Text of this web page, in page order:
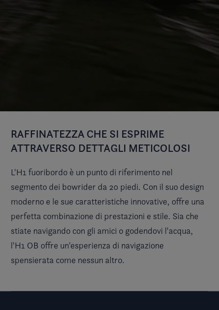
RAFFINATEZZA CHE SI ESPRIME
ATTRAVERSO DETTAGLI METICOLOSI
L'H1 fuoribordo è un punto di riferimento nel
segmento dei bowrider da 20 piedi. Con il suo design
moderno e le sue caratteristiche innovative, offre una
perfetta combinazione di prestazioni e stile. Sia che
stiate navigando con gli amici o godendovi l'acqua,
l'H1 OB offre un'esperienza di navigazione
spensierata come nessun altro.